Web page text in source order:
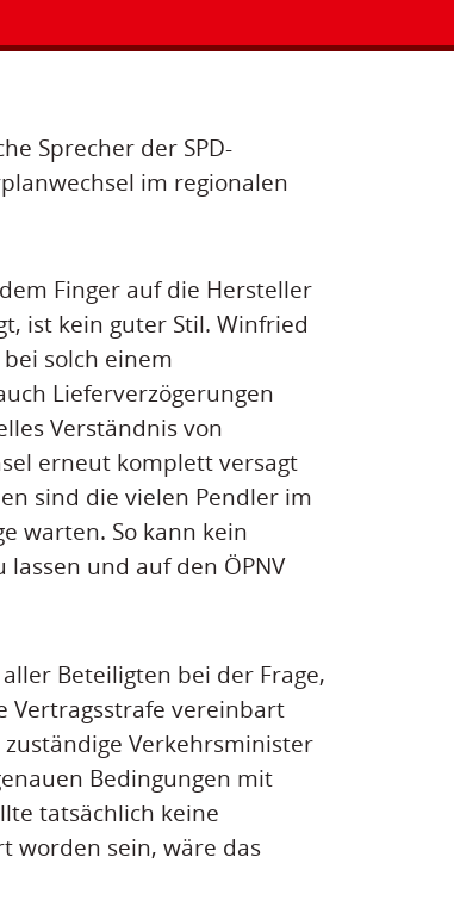
Sprecher der SPD-
im regionalen
Finger auf die Hersteller
ist kein guter Stil. Winfried
solch einem
Lieferverzögerungen
Verständnis von
erneut komplett versagt
sind die vielen Pendler im
warten. So kann kein
und auf den ÖPNV
Beteiligten bei der Frage,
Vertragsstrafe vereinbart
Verkehrsminister
Bedingungen mit
tatsächlich keine
worden sein, wäre das